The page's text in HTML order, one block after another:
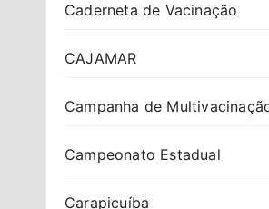
Caderneta de Vacinação
CAJAMAR
Campanha de
Campeonato Estadual
Carapicuíba